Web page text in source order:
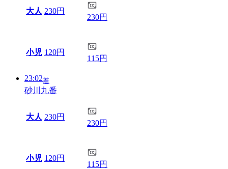
大人 230円
230円
小児 120円
115円
23:02着
砂川九番
大人 230円
230円
小児 120円
115円